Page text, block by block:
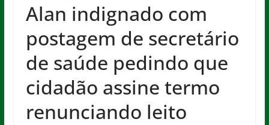
Alan indignado com
postagem de secretário
de saúde pedindo que
cidadão assine termo
renunciando leito